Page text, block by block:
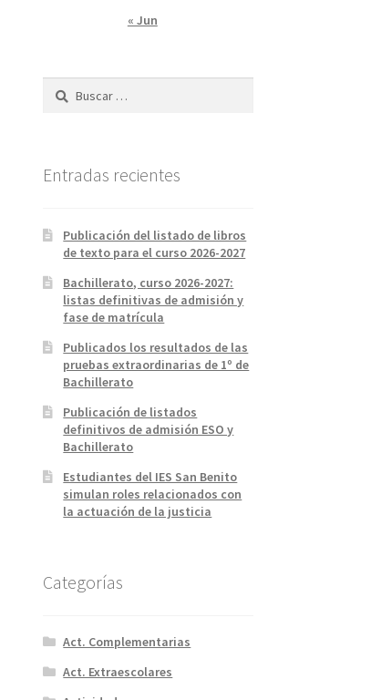
« Jun
Buscar:
Entradas recientes
Publicación del listado de libros
de texto para el curso 2026-2027
Bachillerato, curso 2026-2027:
listas definitivas de admisión y
fase de matrícula
Publicados los resultados de las
pruebas extraordinarias de 1º de
Bachillerato
Publicación de listados
definitivos de admisión ESO y
Bachillerato
Estudiantes del IES San Benito
simulan roles relacionados con
la actuación de la justicia
Categorías
Act. Complementarias
Act. Extraescolares